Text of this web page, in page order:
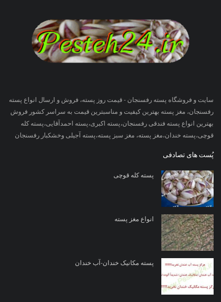
سایت و فروشگاه پسته رفسنجان - قیمت روز پسته، فروش و ارسال انواع پسته
رفسنجان، مغز پسته بهترین کیفیت و مناسبترین قیمت به سراسر کشور فروش
بهترین انواع پسته فندقی رفسنجان،پسته اکبری،پسته احمدآقایی،پسته کله
قوچی،پسته خندان،مغز پسته، مغز سبز پسته،پسته آجیلی وخشکبار رفسنجان
پُست های تصادفی
پسته کله قوچی
انواع مغز پسته
پسته مکانیک خندان-آب خندان